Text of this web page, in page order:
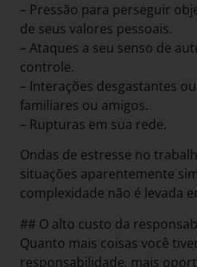
– Pressão para perseguir
de seus valores pessoais.
– Ataques a seu senso de
controle.
– Interações desgastantes
familiares ou amigos.
– Rupturas em sua rede.
Ondas de estresse no
situações aparentemente
complexidade não é levada
## O alto custo da
Quanto mais coisas você
responsabilidade, mais